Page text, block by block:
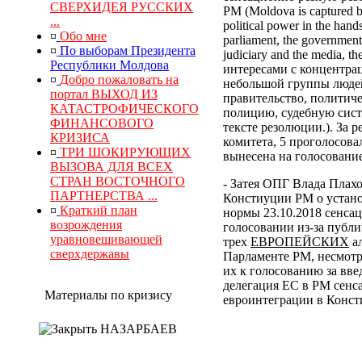
СВЕРХИДЕЯ РУССКИХ
...
¤ Обо мне
¤ По выборам Президента
Республики Молдова
¤ Добро пожаловать на
портал ВЫХОД ИЗ
КАТАСТРОФИЧЕСКОГО
ФИНАНСОВОГО
КРИЗИСА
¤ ТРИ ШОКИРУЮЩИХ
ВЫЗОВА ДЛЯ ВСЕХ
СТРАН ВОСТОЧНОГО
ПАРТНЕРСТВА ...
¤ Краткий план
возрождения
уравновешивающей
сверхдержавы
Материалы по кризису
НАЗАРБАЕВ
РМ (Moldova is captured
political power in the
parliament, the
judiciary and the media,
интересами с
небольшой группы
правительство,
полицию, судебную
тексте резолюции.). За
комитета, 5
вынесена на
- Затея ОПГ Влада
Констиуции РМ о
нормы 23.10.2018
голосовании из-за
трех ЕВРОПЕЙСКИХ
Парламенте РМ,
их к голосованию за
делегация ЕС в РМ
евроинтеграции в